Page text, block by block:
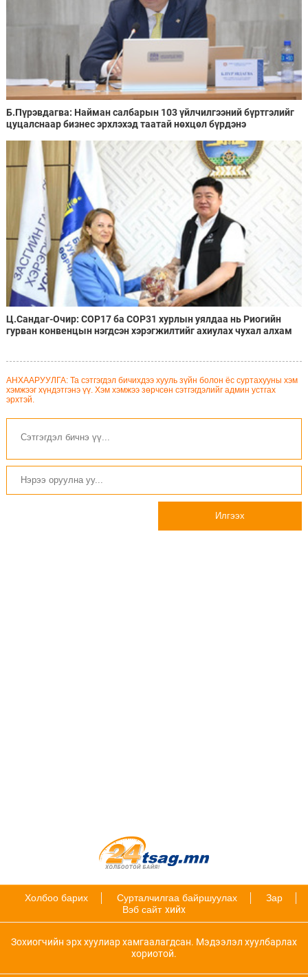
Б.Пүрэвдагва: Найман салбарын 103 үйлчилгээний бүртгэлийг
цуцалснаар бизнес эрхлэхэд таатай нөхцөл бүрдэнэ
Ц.Сандаг-Очир: COP17 ба COP31 хурлын уялдаа нь Риогийн
гурван конвенцын нэгдсэн хэрэгжилтийг ахиулах чухал алхам
АНХААРУУЛГА: Та сэтгэгдэл бичихдээ хууль зүйн болон ёс суртахууны хэм
хэмжээг хүндэтгэнэ үү. Хэм хэмжээ зөрчсөн сэтгэгдэлийг админ устгах
эрхтэй.
Илгээх
Холбоо барих Сурталчилгаа байршуулах
Зар
Вэб сайт хийх
Зохиогчийн эрх хуулиар хамгаалагдсан. Мэдээлэл хуулбарлах
хориотой.